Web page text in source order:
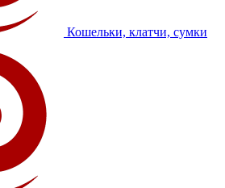
Кошельки, клатчи, сумки